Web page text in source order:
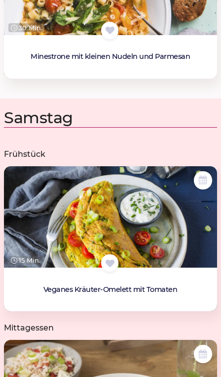
30 Min.
Minestrone mit kleinen Nudeln und Parmesan
Samstag
Frühstück
15 Min.
Veganes Kräuter-Omelett mit Tomaten
Mittagessen